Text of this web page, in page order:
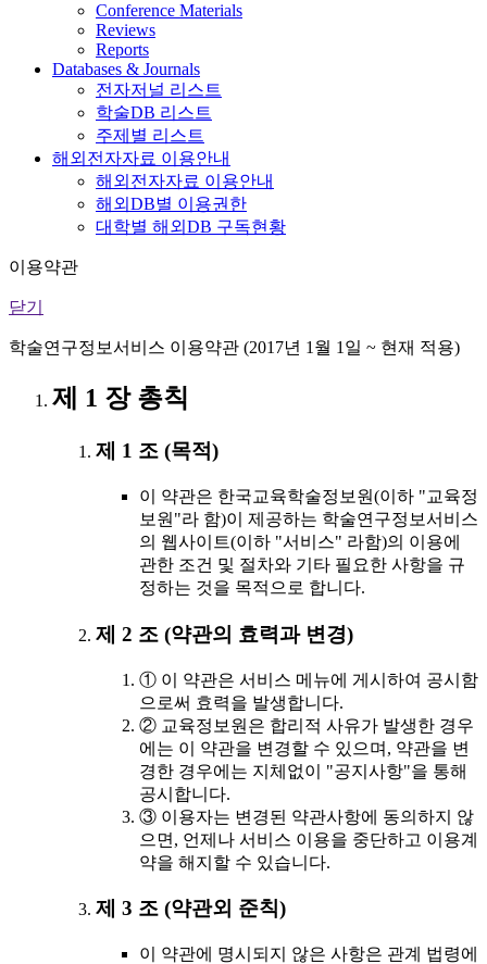
Conference Materials
Reviews
Reports
Databases & Journals
전자저널 리스트
학술DB 리스트
주제별 리스트
해외전자자료 이용안내
해외전자자료 이용안내
해외DB별 이용권한
대학별 해외DB 구독현황
이용약관
닫기
학술연구정보서비스 이용약관 (2017년 1월 1일 ~ 현재 적용)
제 1 장 총칙
제 1 조 (목적)
이 약관은 한국교육학술정보원(이하 "교육정
보원"라 함)이 제공하는 학술연구정보서비스
의 웹사이트(이하 "서비스" 라함)의 이용에
관한 조건 및 절차와 기타 필요한 사항을 규
정하는 것을 목적으로 합니다.
제 2 조 (약관의 효력과 변경)
① 이 약관은 서비스 메뉴에 게시하여 공시함
으로써 효력을 발생합니다.
② 교육정보원은 합리적 사유가 발생한 경우
에는 이 약관을 변경할 수 있으며, 약관을 변
경한 경우에는 지체없이 "공지사항"을 통해
공시합니다.
③ 이용자는 변경된 약관사항에 동의하지 않
으면, 언제나 서비스 이용을 중단하고 이용계
약을 해지할 수 있습니다.
제 3 조 (약관외 준칙)
이 약관에 명시되지 않은 사항은 관계 법령에